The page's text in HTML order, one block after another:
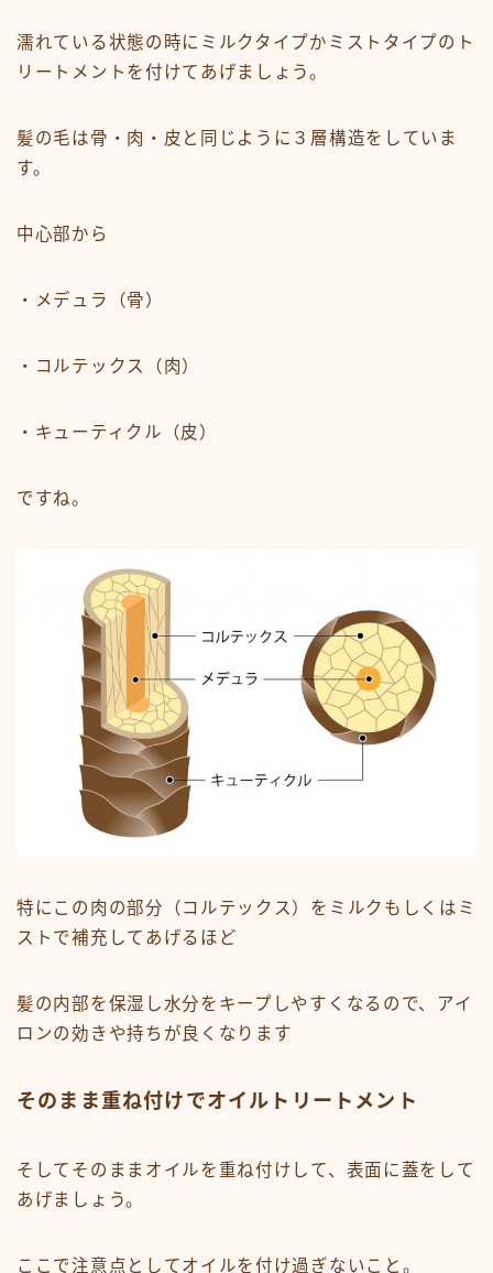
濡れている状態の時にミルクタイプかミストタイプのト
リートメントを付けてあげましょう。
髪の毛は骨・肉・皮と同じように３層構造をしていま
す。
中心部から
・メデュラ（骨）
・コルテックス（肉）
・キューティクル（皮）
ですね。
特にこの肉の部分（コルテックス）をミルクもしくはミ
ストで補充してあげるほど
髪の内部を保湿し水分をキープしやすくなるので、アイ
ロンの効きや持ちが良くなります
そのまま重ね付けでオイルトリートメント
そしてそのままオイルを重ね付けして、表面に蓋をして
あげましょう。
ここで注意点としてオイルを付け過ぎないこと。